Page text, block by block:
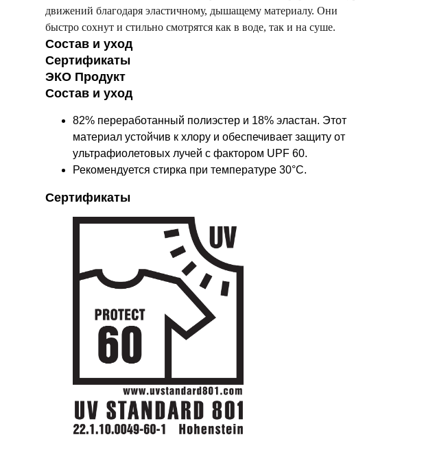
движений благодаря эластичному, дышащему материалу. Они
быстро сохнут и стильно смотрятся как в воде, так и на суше.
Состав и уход
Сертификаты
ЭКО Продукт
Состав и уход
82% переработанный полиэстер и 18% эластан. Этот
материал устойчив к хлору и обеспечивает защиту от
ультрафиолетовых лучей с фактором UPF 60.
Рекомендуется стирка при температуре 30°C.
Сертификаты